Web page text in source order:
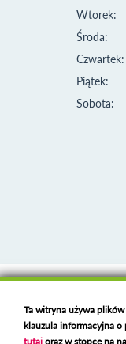
Wtorek:
Środa:
Czwartek:
Piątek:
Sobota:
Deklaracja dostępności
Polski serwer RBL
Ta witryna używa
klauzula informacyjna o
tutajoraz w stopce na